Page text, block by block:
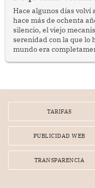
públicas dirigidas a los
Hace algunos días volví
hace más de ochenta
silencio, el viejo
serenidad con la que lo
mundo era
TARIFAS
PUBLICIDAD WEB
TRANSPARENCIA